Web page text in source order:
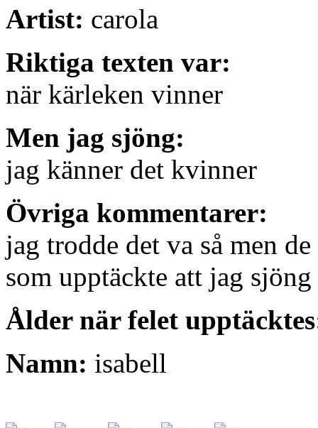
Artist: carola
Riktiga texten var:
när kärleken vinner
Men jag sjöng:
jag känner det kvinner
Övriga kommentarer:
jag trodde det va så men
som upptäckte att jag
Ålder när felet
Namn: isabell